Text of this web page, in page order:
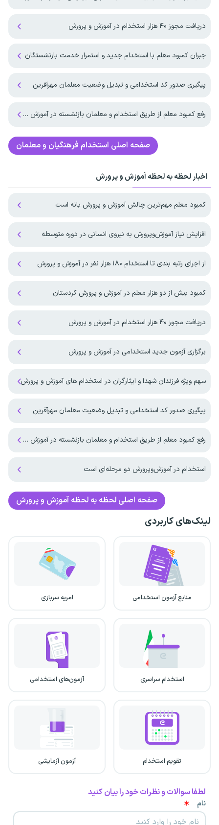
دریافت مجوز ۴۰ هزار استخدام در آموزش و پرورش
جبران کمبود معلم با استخدام جدید و استمرار خدمت بازنشستگان
پیگیری صدور کد استخدامی و تبدیل وضعیت معلمان مهرآفرین
رفع کمبود معلم از طریق استخدام و معلمان بازنشسته در آموزش و پرورش
صفحه اصلی استخدام فرهنگیان و معلمان
اخبار لحظه به لحظه آموزش و پرورش
کمبود معلم مهم‌ترین چالش آموزش و پرورش بانه است
افزایش نیاز آموزش‌وپرورش به نیروی انسانی در دوره متوسطه
از اجرای رتبه بندی تا استخدام ۱۸۰ هزار نفر در آموزش و پرورش
کمبود بیش از دو هزار معلم در آموزش و پرورش کردستان
دریافت مجوز ۴۰ هزار استخدام در آموزش و پرورش
برگزاری آزمون جدید استخدامی در آموزش و پرورش
سهم ویژه فرزندان شهدا و ایثارگران در استخدام های آموزش و پرورش
پیگیری صدور کد استخدامی و تبدیل وضعیت معلمان مهرآفرین
رفع کمبود معلم از طریق استخدام و معلمان بازنشسته در آموزش و پرورش
استخدام در آموزش‌و‌پرورش دو مرحله‌ای است
صفحه اصلی لحظه به لحظه آموزش و پرورش
لینک‌های کاربردی
منابع آزمون استخدامی امریه سربازی
استخدام سراسری آزمون‌های استخدامی
تقویم استخدام آزمون آزمایشی
لطفا سوالات و نظرات خود را بیان کنید
نام